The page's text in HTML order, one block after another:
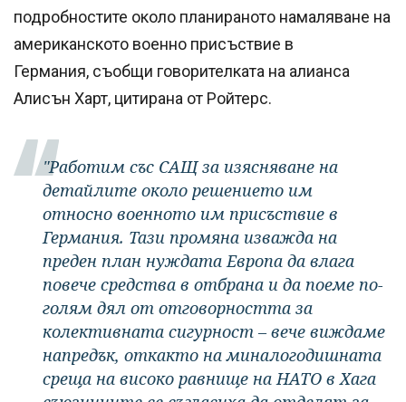
подробностите около планираното намаляване на
американското военно присъствие в
Германия, съобщи говорителката на алианса
Алисън Харт, цитирана от Ройтерс.
"Работим със САЩ за изясняване на
детайлите около решението им
относно военното им присъствие в
Германия. Тази промяна изважда на
преден план нуждата Европа да влага
повече средства в отбрана и да поеме по-
голям дял от отговорността за
колективната сигурност – вече виждаме
напредък, откакто на миналогодишната
среща на високо равнище на НАТО в Хага